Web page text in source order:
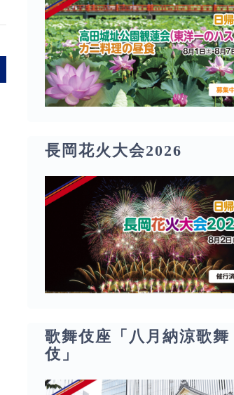
長岡花火大会2026
歌舞伎座「八月納涼歌舞
伎」